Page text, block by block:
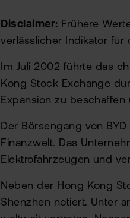
Disclaimer: Frühere
verlässlicher Indikator für
Im Juli 2002 führte das
Kong Stock Exchange
Expansion zu beschaffen
Der Börsengang von
Finanzwelt. Das
Elektrofahrzeugen und
Neben der Hong Kong
Shenzhen notiert. Unter